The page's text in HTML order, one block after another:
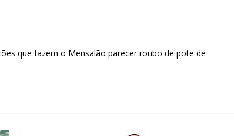
que fazem o Mensalão parecer roubo de pote de